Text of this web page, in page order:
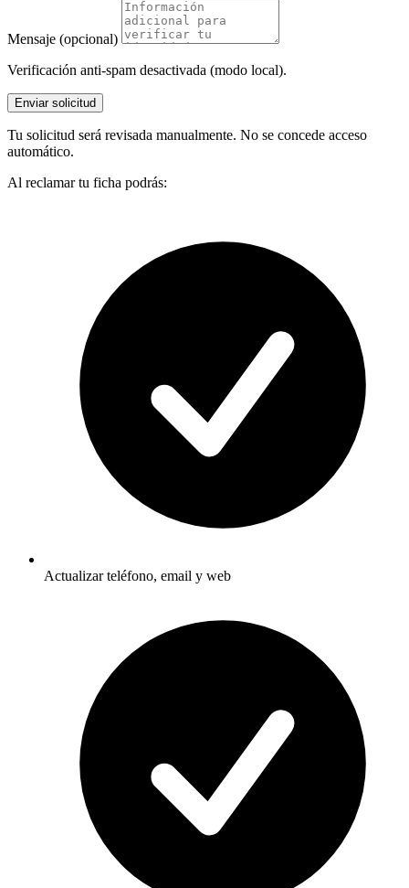
Mensaje (opcional)
Verificación anti-spam desactivada (modo local).
Enviar solicitud
Tu solicitud será revisada manualmente. No se concede acceso
automático.
Al reclamar tu ficha podrás:
Actualizar teléfono, email y web